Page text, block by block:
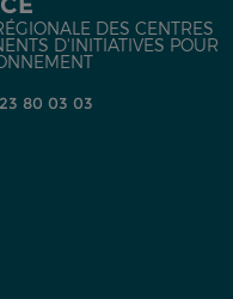
DES CENTRES
D'INITIATIVES POUR
80 03 03